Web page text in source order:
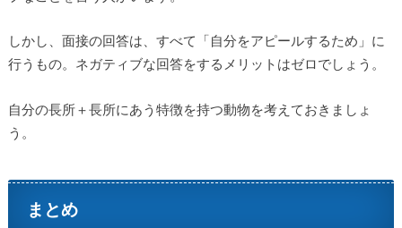
しかし、面接の回答は、すべて「自分をアピールするため」に
行うもの。ネガティブな回答をするメリットはゼロでしょう。
自分の長所＋長所にあう特徴を持つ動物を考えておきましょ
う。
まとめ